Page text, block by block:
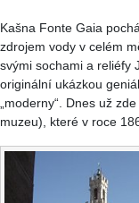
Kašna Fonte Gaia
zdrojem vody v celém
svými sochami a reliéfy
originální ukázkou
„moderny“. Dnes už
muzeu), které v roce